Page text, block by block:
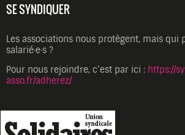
SE SYNDIQUER
Les associations nous protègent, mais qui
salarié·e·s ?
Pour nous rejoindre, c’est par ici : https://
asso.fr/adherez/